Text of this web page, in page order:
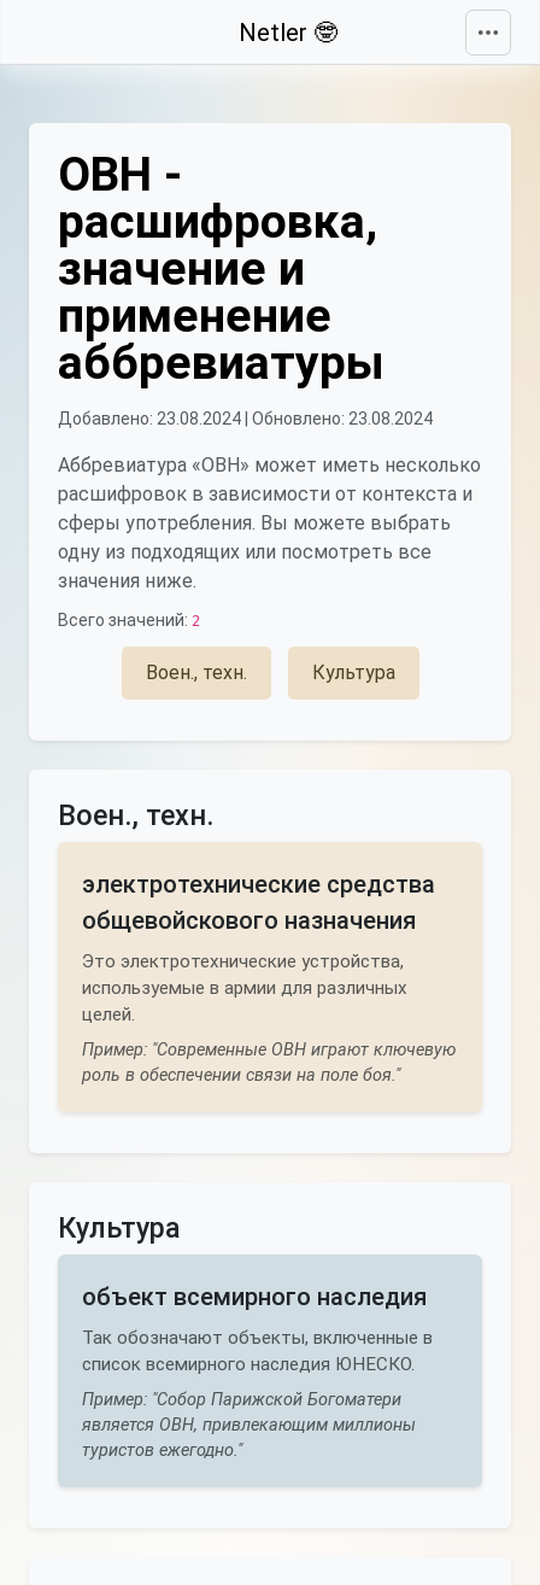
Netler 🤓
ОВН -
расшифровка,
значение и
применение
аббревиатуры
Добавлено: 23.08.2024 | Обновлено: 23.08.2024
Аббревиатура «ОВН» может иметь несколько
расшифровок в зависимости от контекста и
сферы употребления. Вы можете выбрать
одну из подходящих или посмотреть все
значения ниже.
Всего значений: 2
Воен., техн. Культура
Воен., техн.
электротехнические средства
общевойскового назначения
Это электротехнические устройства,
используемые в армии для различных
целей.
Пример: "Современные ОВН играют ключевую
роль в обеспечении связи на поле боя."
Культура
объект всемирного наследия
Так обозначают объекты, включенные в
список всемирного наследия ЮНЕСКО.
Пример: "Собор Парижской Богоматери
является ОВН, привлекающим миллионы
туристов ежегодно."